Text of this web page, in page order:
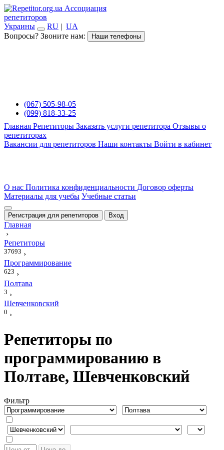
Ассоциация
репетиторов
Украины
RU | UA
Вопросы? Звоните нам:
Наши телефоны
(067) 505-98-05
(099) 818-33-25
Главная Репетиторы Заказать услуги репетитора Отзывы о
репетиторах
Вакансии для репетиторов Наши контакты Войти в кабинет
О нас Политика конфиденциальности Договор оферты
Материалы для учебы Учебные статьи
Регистрация для репетиторов Вход
Главная
›
Репетиторы
37693 ›
Программирование
623 ›
Полтава
3 ›
Шевченковский
0 ›
Репетиторы по
программированию в
Полтаве, Шевченковский
Фильтр